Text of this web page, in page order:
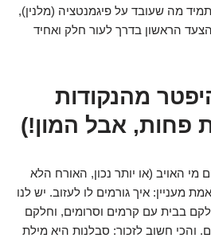
מה שעובד על פיגמנטציה (מלנין),
הראשון בדרך לעור חלק ואחיד
מהנקודות
פחות, אבל המון!)
מי האויב (או יותר נכון, האורח הלא
מעניין: איך גורמים לו לעזוב. יש לנו
בבית עם קרמים וסרומים, וחלקם
והכי חשוב לזכור: סבלנות היא מילת